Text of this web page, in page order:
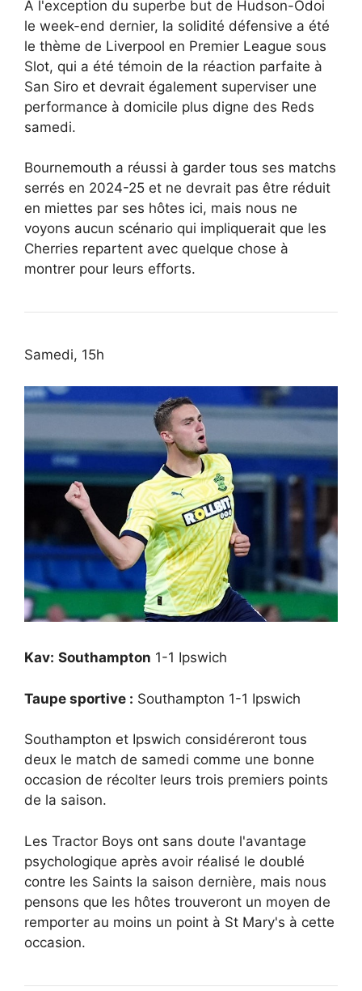
À l'exception du superbe but de Hudson-Odoi
le week-end dernier, la solidité défensive a été
le thème de Liverpool en Premier League sous
Slot, qui a été témoin de la réaction parfaite à
San Siro et devrait également superviser une
performance à domicile plus digne des Reds
samedi.
Bournemouth a réussi à garder tous ses matchs
serrés en 2024-25 et ne devrait pas être réduit
en miettes par ses hôtes ici, mais nous ne
voyons aucun scénario qui impliquerait que les
Cherries repartent avec quelque chose à
montrer pour leurs efforts.
Samedi, 15h
Kav: Southampton 1-1 Ipswich
Taupe sportive : Southampton 1-1 Ipswich
Southampton et Ipswich considéreront tous
deux le match de samedi comme une bonne
occasion de récolter leurs trois premiers points
de la saison.
Les Tractor Boys ont sans doute l'avantage
psychologique après avoir réalisé le doublé
contre les Saints la saison dernière, mais nous
pensons que les hôtes trouveront un moyen de
remporter au moins un point à St Mary's à cette
occasion.